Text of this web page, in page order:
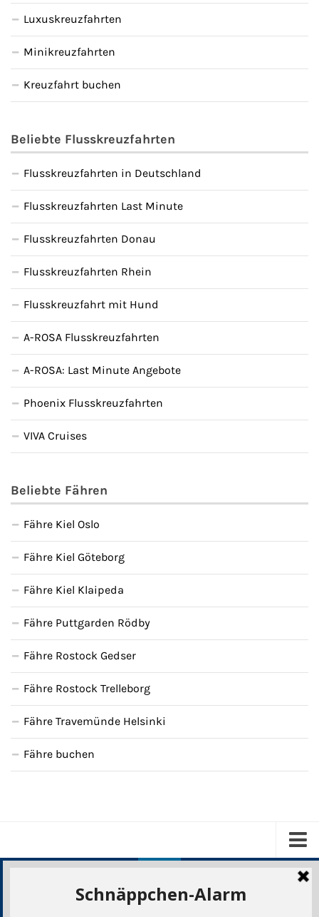
Luxuskreuzfahrten
Minikreuzfahrten
Kreuzfahrt buchen
Beliebte Flusskreuzfahrten
Flusskreuzfahrten in Deutschland
Flusskreuzfahrten Last Minute
Flusskreuzfahrten Donau
Flusskreuzfahrten Rhein
Flusskreuzfahrt mit Hund
A-ROSA Flusskreuzfahrten
A-ROSA: Last Minute Angebote
Phoenix Flusskreuzfahrten
VIVA Cruises
Beliebte Fähren
Fähre Kiel Oslo
Fähre Kiel Göteborg
Fähre Kiel Klaipeda
Fähre Puttgarden Rödby
Fähre Rostock Gedser
Fähre Rostock Trelleborg
Fähre Travemünde Helsinki
Fähre buchen